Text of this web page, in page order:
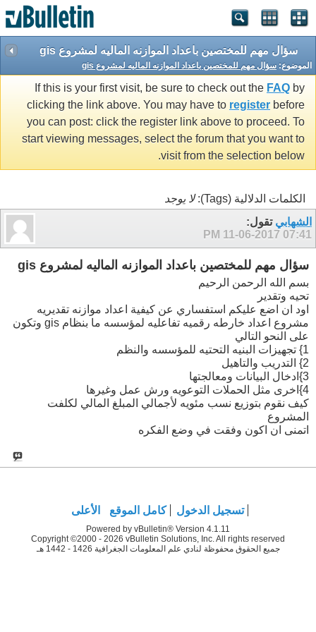
سؤال مهم للمختصين باعداد الموازنه الماليه لمشروع gis
الموضوع: سؤال مهم للمختصين باعداد الموازنه الماليه لمشروع gis
If this is your first visit, be sure to check out the FAQ by
clicking the link above. You may have to register before
you can post: click the register link above to proceed. To
start viewing messages, select the forum that you want to
visit from the selection below.
الكلمات الدلالية (Tags):
لا يوجد
الشهابي تقول:
11-06-2017 07:41 PM
سؤال مهم للمختصين باعداد الموازنه الماليه لمشروع gis
بسم الله الرحمن الرحيم
تحيه وتقدير
اود ان اضع عليكم استفساري عن كيفية اعداد موازنه تقديريه
مشروع اعداد خارطه رقميه تفاعليه لمؤسسه ما بنظام gis وتكون
على النحو التالي
1} تجهيزات البنيه التحتيه للمؤسسه والنظم
2} التدريب والتاهيل
3}ادخال البيانات ومعالجتها
4}اخرى مثل الحملات التوعويه ورش عمل وغيرها
كيف نقوم بتوزيع نسب مئويه لأجمالي المبلغ المالي لكلفت
المشروع
اتمنى ان اكون وفقت في وضع الفكره
تسجيل الدخول كامل الموقع الأعلى
Powered by vBulletin® Version 4.1.11
Copyright ©2000 - 2026 vBulletin Solutions, Inc. All rights reserved
جميع الحقوق محفوظة لنادي علم المعلومات الجغرافية 1426 - 1442 هـ